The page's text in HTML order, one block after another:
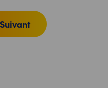
Suivant